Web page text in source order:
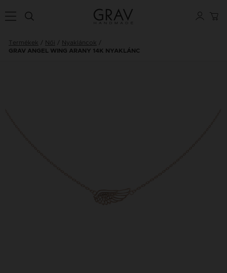
Termékek Női Nyakláncok
GRAV ANGEL WING ARANY 14K NYAKLÁNC